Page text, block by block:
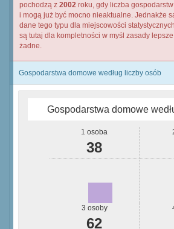
pochodzą z 2002 roku, gdy liczba
i mogą już być mocno nieaktualne. Jednakże
dane tego typu dla miejscowości
są tutaj dla kompletności w myśl zasady
żadne.
Gospodarstwa domowe według liczby osób
Gospodarstwa domowe
1 osoba
38
3 osoby
62